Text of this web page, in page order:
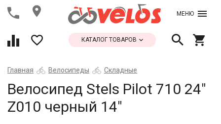
МЕНЮ
КАТАЛОГ ТОВАРОВ
Главная Велосипеды Складные
Велосипед Stels Pilot 710 24"
Z010 черный 14"